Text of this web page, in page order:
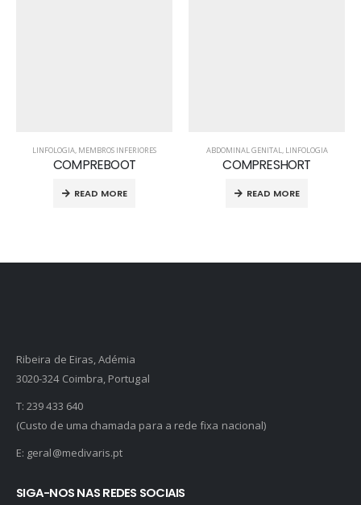
LINFOLOGIA, MEMBROS INFERIORES
COMPREBOOT
READ MORE
ABDOMINAL GENITAL, LINFOLOGIA
COMPRESHORT
READ MORE
Ribeira de Eiras, Adémia
3020-324 Coimbra, Portugal
T:239 433 640
(Custo de uma chamada para a rede fixa nacional)
E: geral@medivaris.pt
SIGA-NOS NAS REDES SOCIAIS